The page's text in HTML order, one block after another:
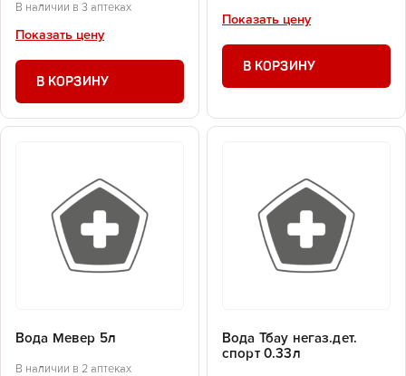
В наличии в 3 аптеках
Показать цену
В КОРЗИНУ
Показать цену
В КОРЗИНУ
Вода Мевер 5л
В наличии в 2 аптеках
Вода Тбау негаз.дет.
спорт 0.33л